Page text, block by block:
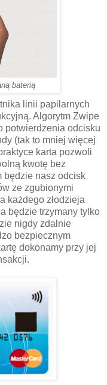
baterią
linii papilarnych
Algorytm Zwipe
potwierdzenia odcisku
(tak to mniej więcej
karta pozwoli
kwotę bez
będzie nasz odcisk
ze zgubionymi
każdego złodzieja
będzie trzymany tylko
nigdy zdalnie
bezpiecznym
dokonamy przy jej